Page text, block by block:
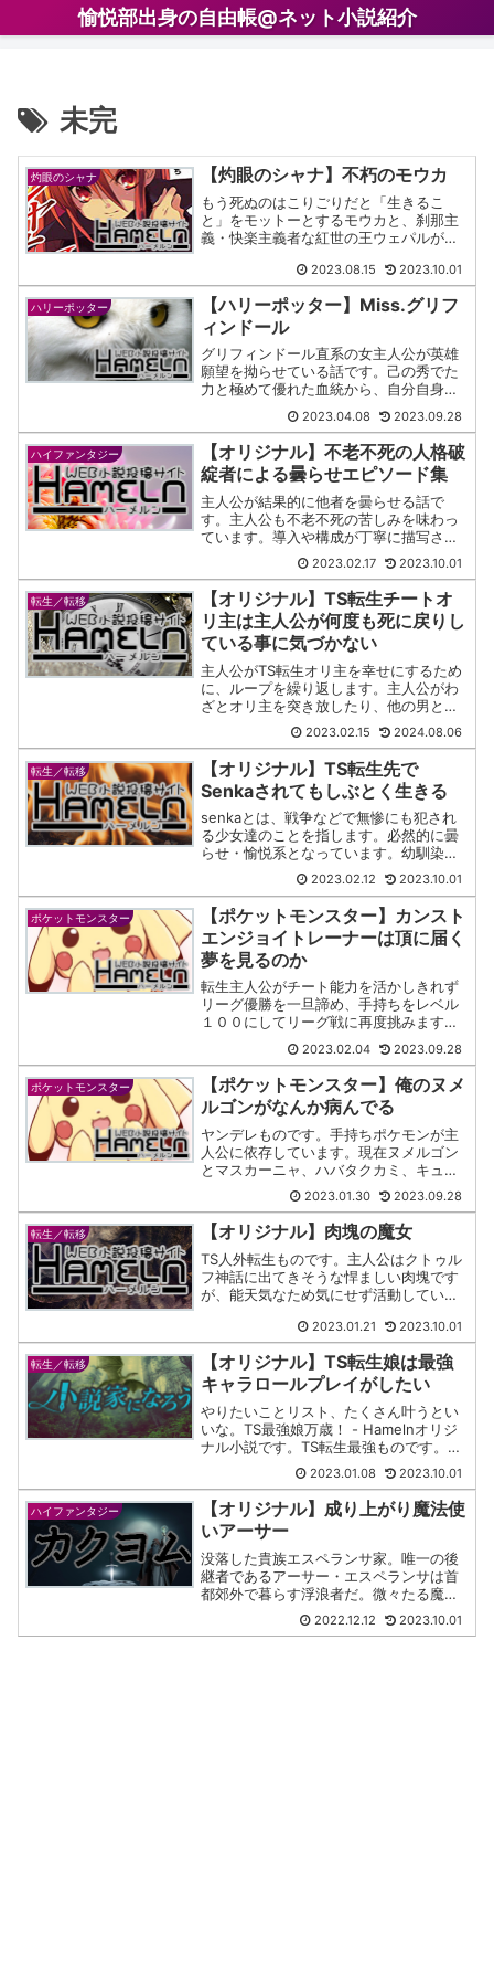
愉悦部出身の自由帳@ネット小説紹介
未完
灼眼のシャナ 【灼眼のシャナ】不朽のモウカ
もう死ぬのはこりごりだと「生きるこ
と」をモットーとするモウカと、刹那主
義・快楽主義者な紅世の王ウェパルが契
べしと体言している傑作となっていま
す。
2023.08.15 2023.10.01
ハリーポッター
【ハリーポッター】Miss.グリフ
ィンドール
グリフィンドール直系の女主人公が英雄
願望を拗らせている話です。己の秀でた
力と極めて優れた血統から、自分自身を
「主人公」だと思い込み英雄らしく行動
しようとします。2023.04.08 2023.09.28
ハイファンタジー
【オリジナル】不老不死の人格破
綻者による曇らせエピソード集
主人公が結果的に他者を曇らせる話で
す。主人公も不老不死の苦しみを味わっ
ています。導入や構成が丁寧に描写され
ている印象を受けました。主人公の善性
が強いこともよかったです。
2023.02.17 2023.10.01
転生／転移
【オリジナル】TS転生チートオ
リ主は主人公が何度も死に戻りし
ている事に気づかない
主人公がTS転生オリ主を幸せにするため
に、ループを繰り返します。主人公がわ
ざとオリ主を突き放したり、他の男と結
婚したとしても幸せなら構わないという
姿勢が好きです。2023.02.15 2024.08.06
転生／転移
【オリジナル】TS転生先で
Senkaされてもしぶとく生きる
senkaとは、戦争などで無惨にも犯され
る少女達のことを指します。必然的に曇
らせ・愉悦系となっています。幼馴染の
首を添えられながら犯された衝撃で前世
の記憶が呼び覚まされます。
2023.02.12 2023.10.01
ポケットモンスター
【ポケットモンスター】カンスト
エンジョイトレーナーは頂に届く
夢を見るのか
転生主人公がチート能力を活かしきれず
リーグ優勝を一旦諦め、手持ちをレベル
１００にしてリーグ戦に再度挑みます。
一癖二癖あるポケモンたちが見れます。
2023.02.04 2023.09.28
ポケットモンスター
【ポケットモンスター】俺のヌメ
ルゴンがなんか病んでる
ヤンデレものです。手持ちポケモンが主
人公に依存しています。現在ヌメルゴン
とマスカーニャ、ハバタクカミ、キュウ
コン、サーナイトが登場し、ウツロイド
が登場予定です。2023.01.30 2023.09.28
転生／転移 【オリジナル】肉塊の魔女
TS人外転生ものです。主人公はクトゥル
フ神話に出てきそうな悍ましい肉塊です
が、能天気なため気にせず活動していま
2023.01.21 2023.10.01
転生／転移
【オリジナル】TS転生娘は最強
キャラロールプレイがしたい
やりたいことリスト、たくさん叶うとい
いな。TS最強娘万歳！ - Hamelnオリジ
ナル小説です。TS転生最強ものです。あ
らすじ主人公の師匠ポジションに憧れる
TS主人公が師匠を目指して最強になりま
す。魔竜の体液を浴び、竜人と化し妊娠
してしまう...
2023.01.08 2023.10.01
ハイファンタジー
【オリジナル】成り上がり魔法使
いアーサー
没落した貴族エスペランサ家。唯一の後
継者であるアーサー・エスペランサは首
都郊外で暮らす浮浪者だ。微々たる魔法
に頼り、野草を食べ、よくわからない草
花を煮たスープで毎日を食いつなぐ
2022.12.12 2023.10.01